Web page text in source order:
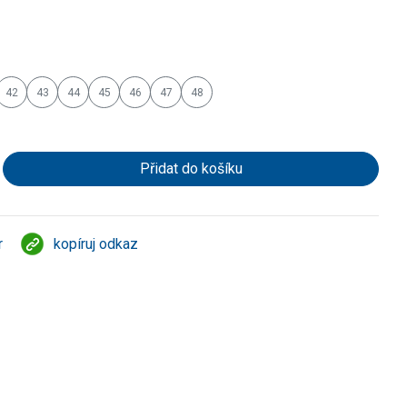
42 43 44 45 46 47 48
kopíruj odkaz